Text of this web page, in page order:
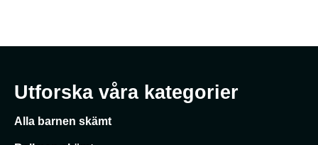
Utforska våra kategorier
Alla barnen skämt